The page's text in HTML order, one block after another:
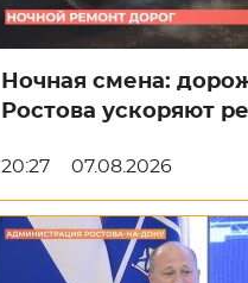
Ночная смена:
Ростова ускоряют
20:27 07.08.2026